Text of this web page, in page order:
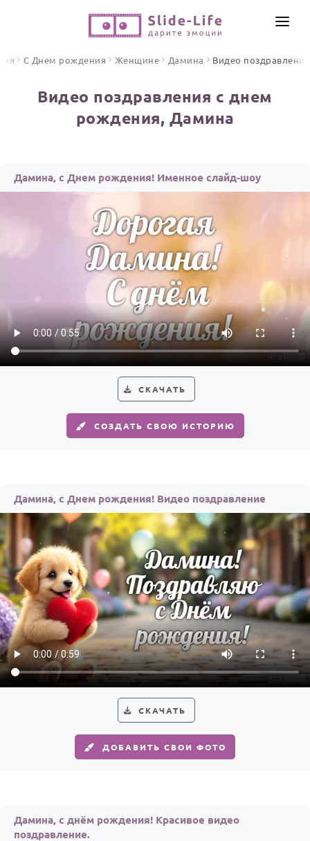
ПО ФОРМАТУ
Открытки
Стихи и тексты
С Днем рождения
Свадьба
Годовщина свадьбы
Календарь праздников
Женщине
Мужчине
Детям
Все родственники
ПЕРСОНАЛЬНЫЕ
Пожелания
По именам
По годам
ИНСТРУМЕНТЫ
ОТЗЫВЫ
С Днем рождения Женщине Дамина Видео поздравления
Видео поздравления с днем
рождения, Дамина
Дамина, с Днем рождения! Именное слайд-шоу
СКАЧАТЬ
СОЗДАТЬ СВОЮ ИСТОРИЮ
Дамина, с Днем рождения! Видео поздравление
СКАЧАТЬ
ДОБАВИТЬ СВОИ ФОТО
Дамина, с днём рождения! Красивое видео
поздравление.